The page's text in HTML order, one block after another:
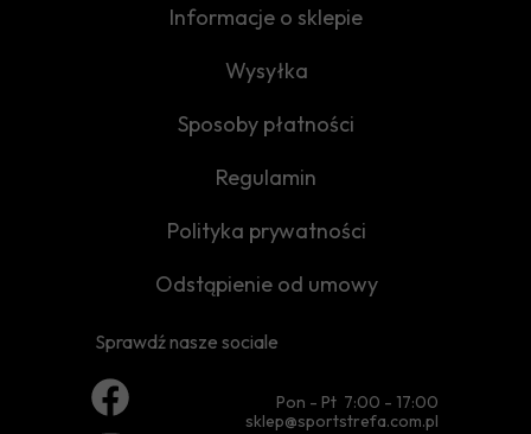
Pon - Pt 7:00 - 17:00
sklep@sportstrefa.com.pl
Sprawdź nasze sociale
Odstąpienie od umowy
Polityka prywatności
Regulamin
Sposoby płatności
Wysyłka
Informacje o sklepie